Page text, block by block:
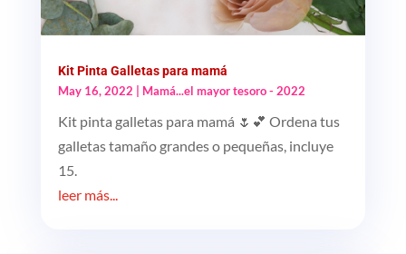
Kit Pinta Galletas para mamá
May 16, 2022
Mamá...el mayor tesoro - 2022
Kit pinta galletas para mamá 🌷💕 Ordena tus
galletas tamaño grandes o pequeñas, incluye
15.
leer más...